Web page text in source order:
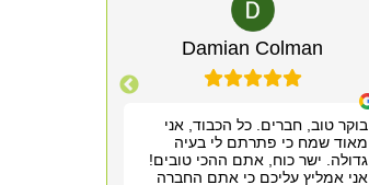
Damian Colman
בוקר טוב, חברים. כל הכבוד, אני
מאוד שמח כי פתרתם לי בעיה
גדולה. ישר כוח, אתם ההכי טובים!
אני אמליץ עליכם כי אתם החברה